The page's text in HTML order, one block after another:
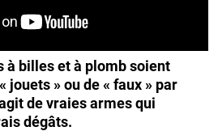
à billes et à plomb soient
jouets » ou de « faux » par
de vraies armes qui
dégâts.